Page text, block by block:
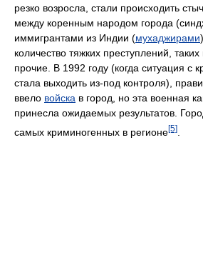
резко возросла, стали происходить
между коренным народом города
иммигрантами из Индии (мухаджирами
количество тяжких преступлений,
прочие. В 1992 году (когда ситуация с
стала выходить из-под контроля),
ввело войска в город, но эта военная
принесла ожидаемых результатов.
самых криминогенных в регионе[5]